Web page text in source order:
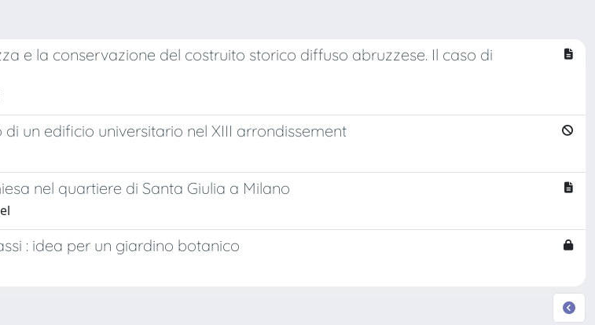
e la conservazione del costruito storico diffuso abruzzese. Il caso di
di un edificio universitario nel XIII arrondissement
nel quartiere di Santa Giulia a Milano
: idea per un giardino botanico